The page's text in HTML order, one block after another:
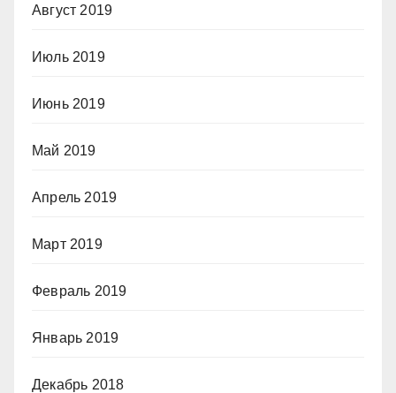
Август 2019
Июль 2019
Июнь 2019
Май 2019
Апрель 2019
Март 2019
Февраль 2019
Январь 2019
Декабрь 2018